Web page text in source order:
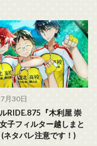
月30日
RIDE.875『木利屋 崇
子フィルター越しまと
ネタバレ注意です！)